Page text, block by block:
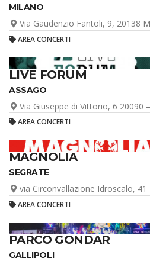
MILANO
Via Gaudenzio Fantoli, 9, 20138
AREA CONCERTI
LIVE FORUM
ASSAGO
Via Giuseppe di Vittorio, 6 20090
AREA CONCERTI
MAGNOLIA
SEGRATE
via Circonvallazione Idroscalo,
AREA CONCERTI
PARCO GONDAR
GALLIPOLI